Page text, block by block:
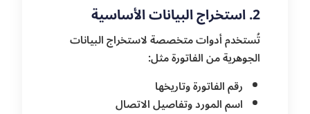
2. استخراج البيانات الأساسية
تُستخدم أدوات متخصصة لاستخراج البيانات
الجوهرية من الفاتورة مثل:
رقم الفاتورة وتاريخها
اسم المورد وتفاصيل الاتصال